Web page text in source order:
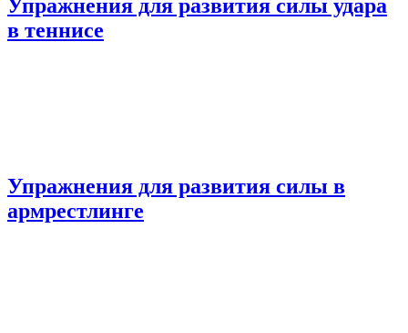
Упражнения для развития силы удара
в теннисе
Упражнения для развития силы в
армрестлинге